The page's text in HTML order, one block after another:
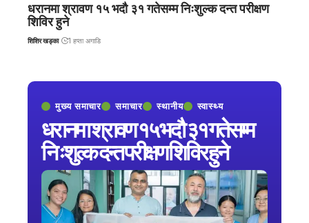
मुख्य समाचार समाचार स्थानीय स्वास्थ्य
धरानमा श्रावण १५ भदौ ३१ गतेसम्म
निःशुल्क दन्त परीक्षण शिविर हुने
धरानमा श्रावण १५ भदौ ३१ गतेसम्म निःशुल्क दन्त परीक्षण
शिविर हुने
शिशिर खड्का 1 हप्ता अगाडि